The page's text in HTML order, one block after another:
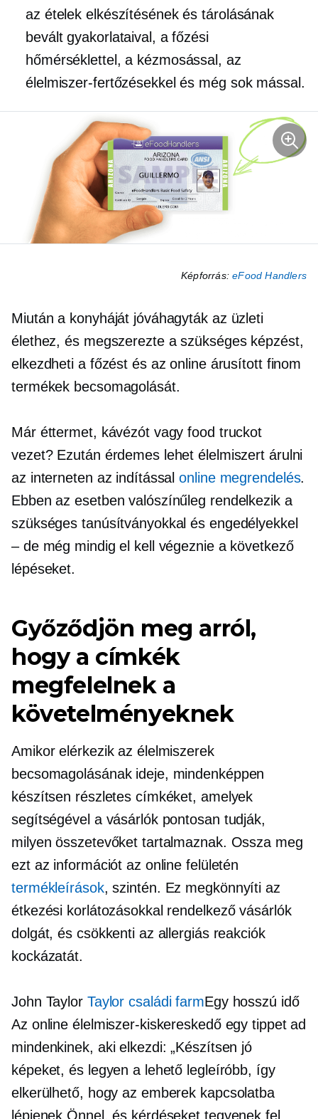
az ételek elkészítésének és tárolásának
bevált gyakorlataival, a főzési
hőmérséklettel, a kézmosással, az
élelmiszer-fertőzésekkel és még sok mással.
Képforrás:eFood Handlers
Miután a konyháját jóváhagyták az üzleti
élethez, és megszerezte a szükséges képzést,
elkezdheti a főzést és az online árusított finom
termékek becsomagolását.
Már éttermet, kávézót vagy food truckot
vezet? Ezután érdemes lehet élelmiszert árulni
az interneten az indítássalonline megrendelés.
Ebben az esetben valószínűleg rendelkezik a
szükséges tanúsítványokkal és engedélyekkel
– de még mindig el kell végeznie a következő
lépéseket.
Győződjön meg arról,
hogy a címkék
megfelelnek a
követelményeknek
Amikor elérkezik az élelmiszerek
becsomagolásának ideje, mindenképpen
készítsen részletes címkéket, amelyek
segítségével a vásárlók pontosan tudják,
milyen összetevőket tartalmaznak. Ossza meg
ezt az információt az online felületén
termékleírások, szintén. Ez megkönnyíti az
étkezési korlátozásokkal rendelkező vásárlók
dolgát, és csökkenti az allergiás reakciók
kockázatát.
John Taylor Taylor családi farmEgy hosszú idő
Az online élelmiszer-kiskereskedő egy tippet ad
mindenkinek, aki elkezdi: „Készítsen jó
képeket, és legyen a lehető legleíróbb, így
elkerülhető, hogy az emberek kapcsolatba
lépjenek Önnel, és kérdéseket tegyenek fel